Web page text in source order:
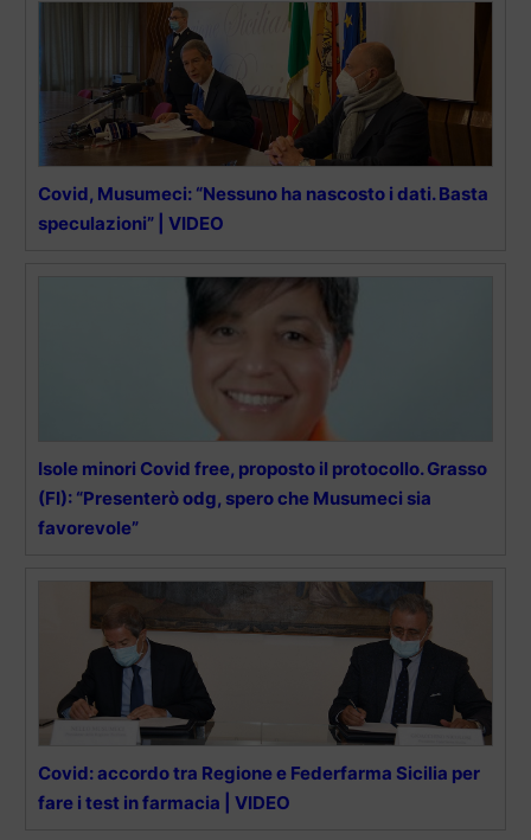
Covid, Musumeci: “Nessuno ha nascosto i dati. Basta
speculazioni” | VIDEO
Isole minori Covid free, proposto il protocollo. Grasso
(FI): “Presenterò odg, spero che Musumeci sia
favorevole”
Covid: accordo tra Regione e Federfarma Sicilia per
fare i test in farmacia | VIDEO